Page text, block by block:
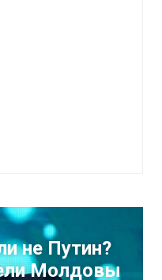
не Путин?
Молдовы